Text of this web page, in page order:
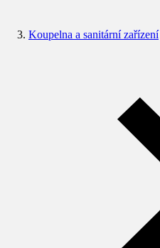
Koupelna a sanitární zařízení